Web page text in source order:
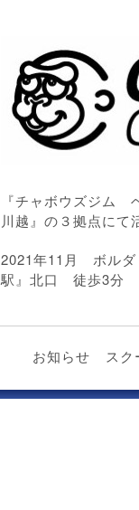
『チャボウズジム
川越』の３拠点にて
2021年11月 ボルダ
駅』北口 徒歩3分
お知らせ ス